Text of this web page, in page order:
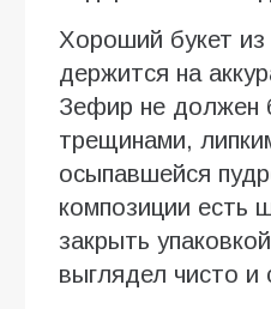
Хороший букет из
держится на
Зефир не должен
трещинами,
осыпавшейся
композиции есть
закрыть
выглядел чисто и